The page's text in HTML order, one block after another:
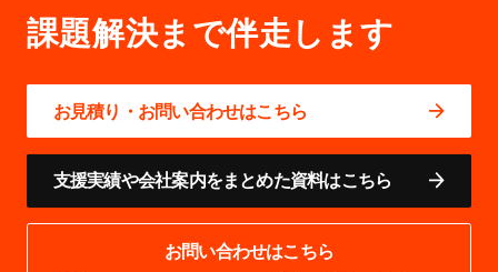
お見積り・お問い合わせはこちら
支援実績や会社案内をまとめた資料はこちら
お問い合わせはこちら